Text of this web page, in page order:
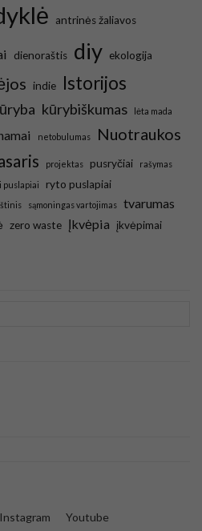
antrinės žaliavos
dienoraštis diy ekologija
indie Istorijos
kūrybiškumas lėta mada
netobulumas Nuotraukos
projektas pusryčiai
rašymas
puslapiai ryto puslapiai
sąmoningas vartojimas tvarumas
zero waste Įkvėpia įkvėpimai
Instagram Youtube